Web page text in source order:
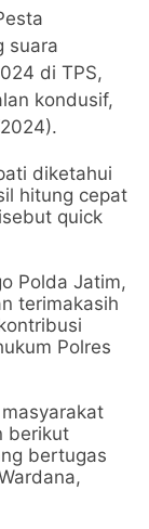
suara
di TPS,
kondusif,
diketahui
hitung cepat
quick
Polda Jatim,
terimakasih
Polres
berikut
bertugas